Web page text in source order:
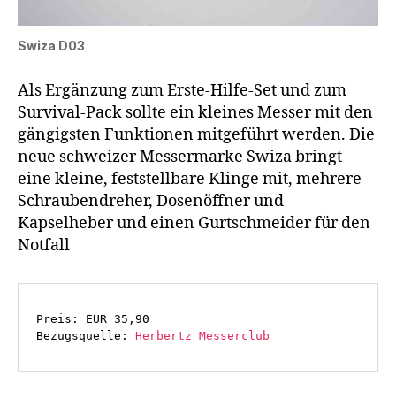
Swiza D03
Als Ergänzung zum Erste-Hilfe-Set und zum
Survival-Pack sollte ein kleines Messer mit den
gängigsten Funktionen mitgeführt werden. Die
neue schweizer Messermarke Swiza bringt
eine kleine, feststellbare Klinge mit, mehrere
Schraubendreher, Dosenöffner und
Kapselheber und einen Gurtschmeider für den
Notfall
Preis: EUR 35,90
Bezugsquelle: Herbertz Messerclub